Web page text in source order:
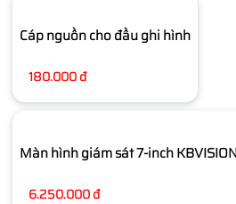
Cáp nguồn cho đầu ghi hình
180.000 đ
Màn hình giám sát 7-inch
6.250.000 đ